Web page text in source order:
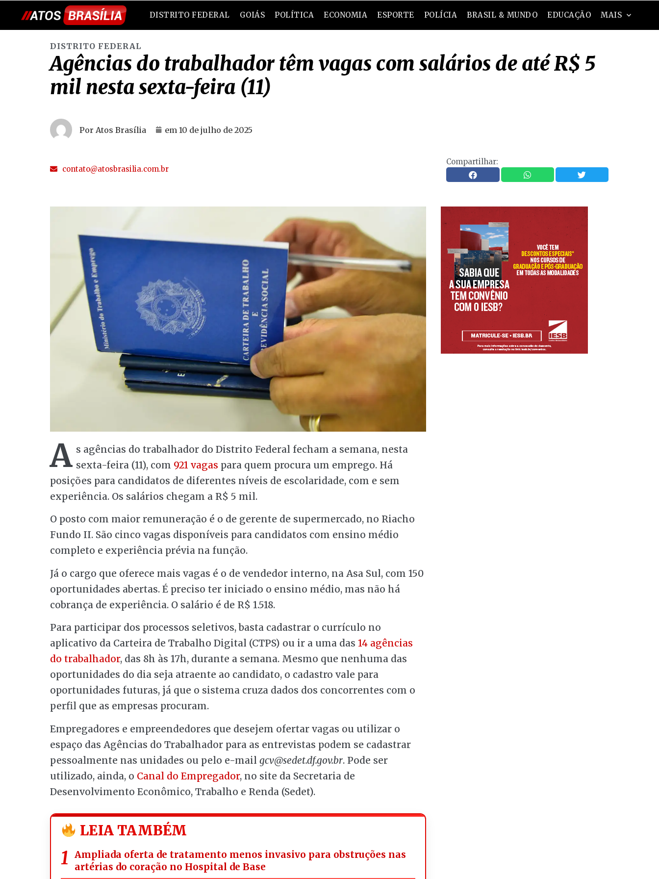
DISTRITO FEDERAL GOIÁS POLÍTICA ECONOMIA ESPORTE POLÍCIA BRASIL & MUNDO EDUCAÇÃO MAIS
DISTRITO FEDERAL
Agências do trabalhador têm vagas com salários de até R$ 5
mil nesta sexta-feira (11)
Por Atos Brasília em 10 de julho de 2025
contato@atosbrasilia.com.br
Compartilhar:
A s agências do trabalhador do Distrito Federal fecham a semana, nesta
sexta-feira (11), com 921 vagas para quem procura um emprego. Há
posições para candidatos de diferentes níveis de escolaridade, com e sem
experiência. Os salários chegam a R$ 5 mil.
O posto com maior remuneração é o de gerente de supermercado, no Riacho
Fundo II. São cinco vagas disponíveis para candidatos com ensino médio
completo e experiência prévia na função.
Já o cargo que oferece mais vagas é o de vendedor interno, na Asa Sul, com 150
oportunidades abertas. É preciso ter iniciado o ensino médio, mas não há
cobrança de experiência. O salário é de R$ 1.518.
Para participar dos processos seletivos, basta cadastrar o currículo no
aplicativo da Carteira de Trabalho Digital (CTPS) ou ir a uma das 14 agências
do trabalhador, das 8h às 17h, durante a semana. Mesmo que nenhuma das
oportunidades do dia seja atraente ao candidato, o cadastro vale para
oportunidades futuras, já que o sistema cruza dados dos concorrentes com o
perfil que as empresas procuram.
Empregadores e empreendedores que desejem ofertar vagas ou utilizar o
espaço das Agências do Trabalhador para as entrevistas podem se cadastrar
pessoalmente nas unidades ou pelo e-mail gcv@sedet.df.gov.br. Pode ser
utilizado, ainda, o Canal do Empregador, no site da Secretaria de
Desenvolvimento Econômico, Trabalho e Renda (Sedet).
LEIA TAMBÉM
Ampliada oferta de tratamento menos invasivo para obstruções nas
artérias do coração no Hospital de Base